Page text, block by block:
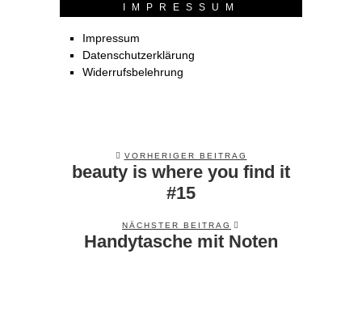
IMPRESSUM
Impressum
Datenschutzerklärung
Widerrufsbelehrung
VORHERIGER BEITRAG
Previous
post:
beauty is where you find it
#15
NÄCHSTER BEITRAG
Next
Handytasche mit Noten